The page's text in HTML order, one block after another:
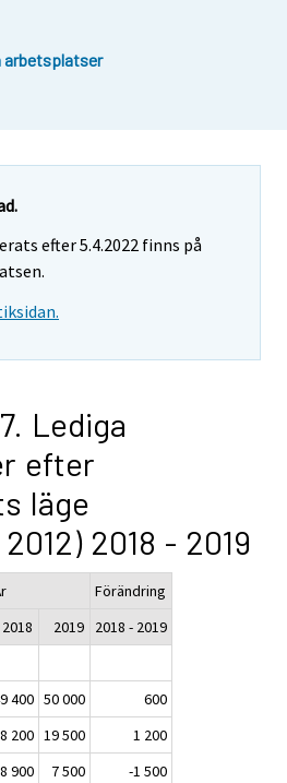
arbetsplatser
efter 5.4.2022 finns på
Lediga
efter
läge
2018 - 2019
Förändring
2018
2019
2018 - 2019
400 50 000
600
200 19 500
1 200
8 900 7 500
-1 500